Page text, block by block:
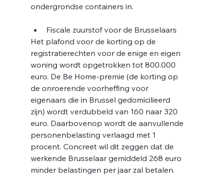
nr
ondergrondse containers in.
Fiscale zuurstof voor de Brusselaars
Het plafond voor de korting op de
registratierechten voor de enige en eigen
woning wordt opgetrokken tot 800.000
euro. De Be Home-premie (de korting op
de onroerende voorheffing voor
eigenaars die in Brussel gedomicilieerd
zijn) wordt verdubbeld van 160 naar 320
euro. Daarbovenop wordt de aanvullende
personenbelasting verlaagd met 1
procent. Concreet wil dit zeggen dat de
werkende Brusselaar gemiddeld 268 euro
minder belastingen per jaar zal betalen.